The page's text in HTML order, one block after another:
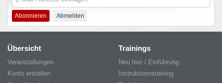
Übersicht
Veranstaltungen
Konto erstellen
Trainings
Neu hier / Einführung
Instruktorentraining